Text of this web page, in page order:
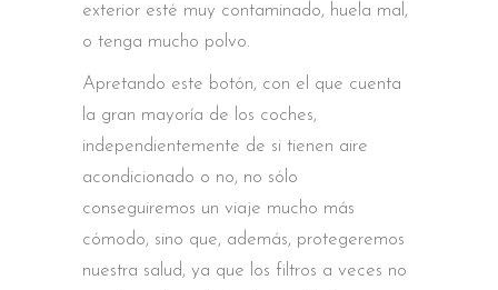
exterior esté muy contaminado, huela mal,
o tenga mucho polvo.
Apretando este botón, con el que cuenta
la gran mayoría de los coches,
independientemente de si tienen aire
acondicionado o no, no sólo
conseguiremos un viaje mucho más
cómodo, sino que, además, protegeremos
nuestra salud, ya que los filtros a veces no